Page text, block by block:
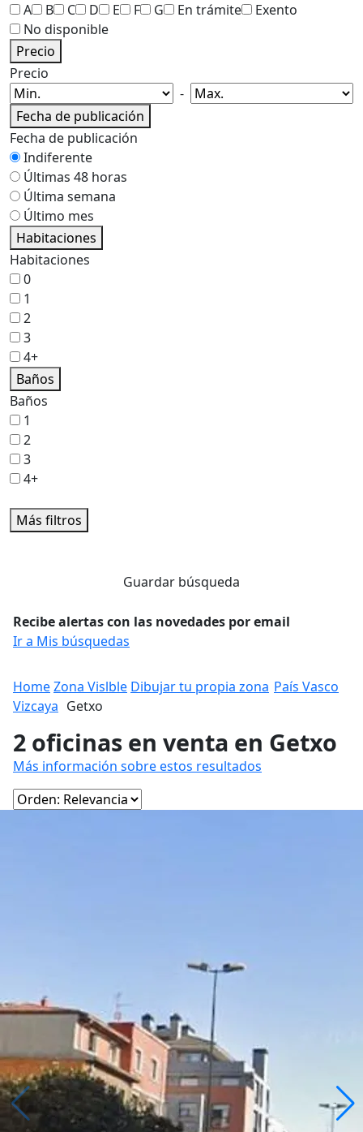
A
B C D E F G En trámite
Exento
No disponible
Precio
Precio
-
Fecha de publicación
Fecha de publicación
Indiferente
Últimas 48 horas
Última semana
Último mes
Habitaciones
Habitaciones
0
1
2
3
4+
Baños
Baños
1
2
3
4+
Más filtros
Guardar búsqueda
Recibe alertas con las novedades por email
Ir a Mis búsquedas
HomeZona Vislble Dibujar tu propia zona País Vasco
Vizcaya Getxo
2 oficinas en venta en Getxo
Más información sobre estos resultados